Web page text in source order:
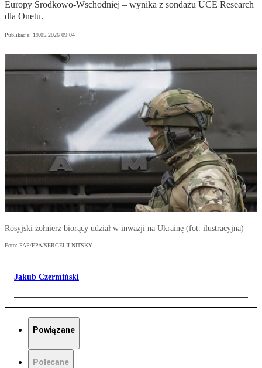
Europy Środkowo-Wschodniej – wynika z sondażu UCE Research
dla Onetu.
Publikacja: 19.05.2026 09:04
Rosyjski żołnierz biorący udział w inwazji na Ukrainę (fot. ilustracyjna)
Foto: PAP/EPA/SERGEI ILNITSKY
Jakub Czermiński
Powiązane
Polecane